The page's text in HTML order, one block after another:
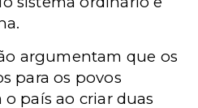
argumentam que os
para os povos
país ao criar duas